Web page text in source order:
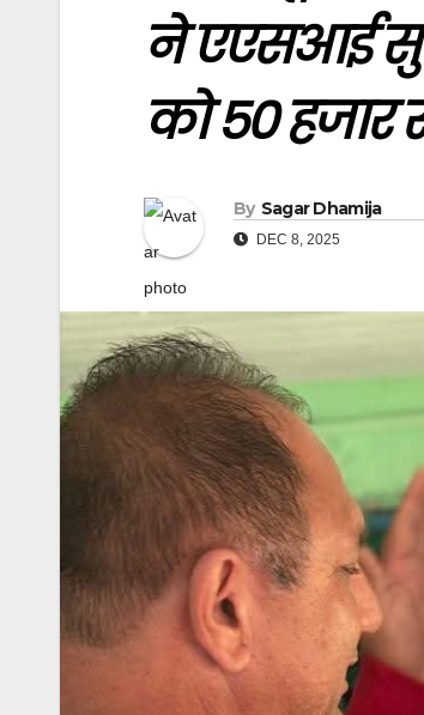
ने एएसआई
को 50 हजार
By Sagar Dhamija
DEC 8, 2025